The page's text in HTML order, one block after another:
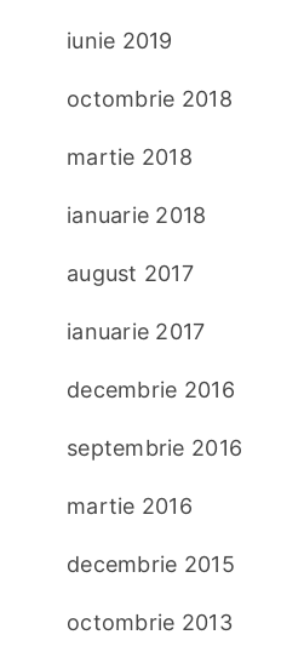
iunie 2019
octombrie 2018
martie 2018
ianuarie 2018
august 2017
ianuarie 2017
decembrie 2016
septembrie 2016
martie 2016
decembrie 2015
octombrie 2013